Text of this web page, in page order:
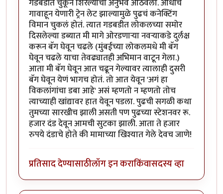
गडबडीत चुकून शिरल्याचा अनुभव आठवला. आधीच
गावाहून येणारी ट्रेन लेट झाल्यामुळे पुढचं कनेक्टिंग
विमान चुकलं होतं. त्यात गडबडीत लोकलच्या समोर
दिसलेल्या डब्यात मी मागे ओरडणार्‍या नवर्‍याकडे दुर्लक्ष
करून बॅग घेवून चढले (मुंबईच्या लोकलमधे मी बॅग
घेवून चढले याचा तेवढ्यातही अभिमान वाटून गेला.)
आता मी बॅग घेवून आत चढून गेल्यावर त्यालाही दुसरी
बॅग घेवून येणं भागच होतं. तो आत येवून 'अगं हा
विकलांगांचा डबा आहे' असं म्हणतो न म्हणतो तोच
त्याच्याही खांद्यावर हात येवून पडला. पुढची सगळी कथा
तुमच्या सारखीच झाली असती पण पुढच्या स्टेशनवर रू.
हजार दंड देवून आमची सुटका झाली. आता ते हजार
रुपये दंडाचे होते की मामाच्या खिश्यात गेले देवच जाणे!
प्रतिसाद देण्यासाठीलॉग इन कराकिंवासदस्य व्हा